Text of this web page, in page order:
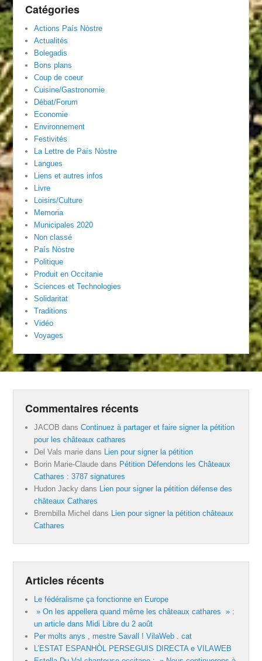
Catégories
Actions País Nòstre
Actualités
Bolegadis
Bons plans
Coup de coeur
Cuisine/Gastronomie
Débat/Forum
Economie
Environnement
Festivités
La Lettre de País Nòstre
Langues
Liens et autres infos
Livre
Loisirs/Culture
Memoria
Municipales 2020
Non classé
País Nòstre
Politique
Produit en Occitanie
Sciences et Technologies
Solidaritat
Traditions
Vidéo
Voyages
Commentaires récents
JACOB dansContinuez à partager et faire signer la pétition
pour les châteaux cathares
Del Vals marie dans Lien pour signer la pétition
Borin Marie-Claude dans Pétition Défendons les Châteaux
Cathares : 3787 signatures
Hudon Jacky dans Lien pour signer la pétition défense des
châteaux Cathares
Brembilla Michel dans Lien pour signer la pétition châteaux
Cathares
Articles récents
Le fédéralisme ça fonctionne en Europe
» On les appellera quand même les châteaux cathares » :
un article dans Midi Libre du 2 août
Per molts anys , mestre Savall ! VilaWeb . cat
L’ESTAT ESPANHÒL PERSEGUIS DIRECTA e VILAWEB